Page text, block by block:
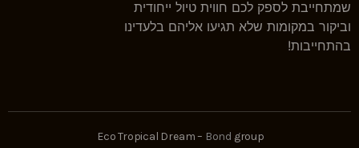
שמתחייבת לספק לכם חווית טיול ייחודית
וביקור במקומות שלא תגיעו אליהם בלעדינו
בהתחייבות!
Eco Tropical Dream – Bond group